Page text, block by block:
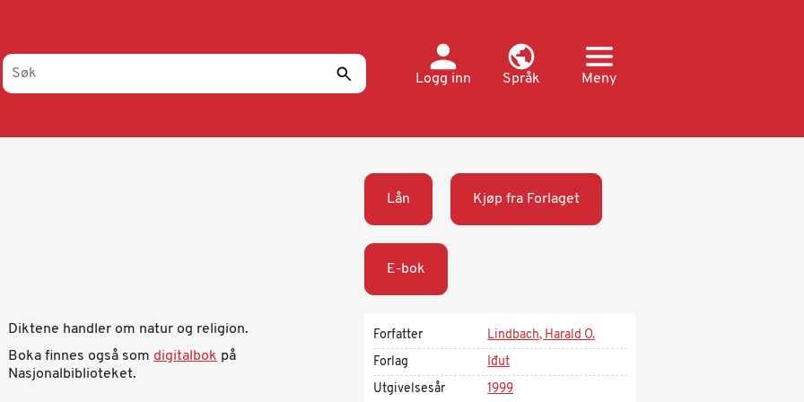
Logg inn
Språk Meny
Diktene handler om natur og religion.
Boka finnes også som digitalbok på
Nasjonalbiblioteket.
Lån Kjøp fra Forlaget
E-bok
Forfatter
Lindbach, Harald O.
Forlag
Iđut
Utgivelsesår
1999